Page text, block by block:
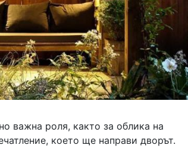
важна роля, както за облика на
което ще направи дворът.